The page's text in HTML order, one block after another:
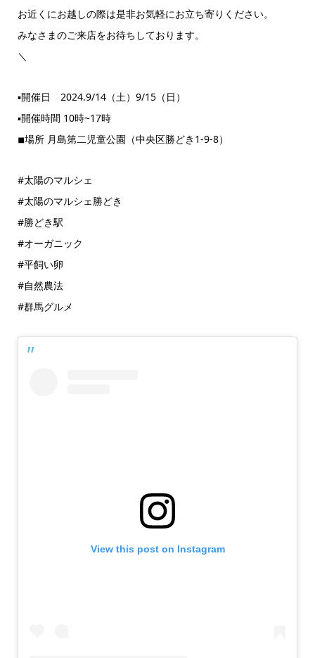
お近くにお越しの際は是非お気軽にお立ち寄りください。
みなさまのご来店をお待ちしております。
＼
▪︎開催日 2024.9/14（土）9/15（日）
▪︎開催時間 10時~17時
◾︎場所 月島第二児童公園（中央区勝どき1-9-8）
#太陽のマルシェ
#太陽のマルシェ勝どき
#勝どき駅
#オーガニック
#平飼い卵
#自然農法
#群馬グルメ
View this post on Instagram